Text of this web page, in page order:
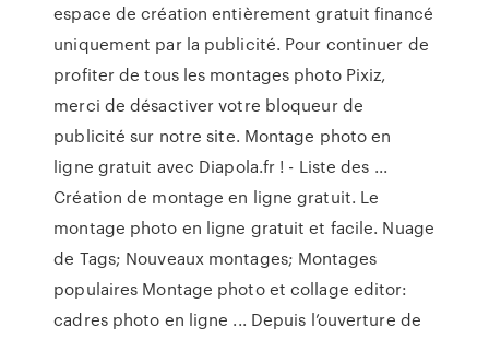
espace de création entièrement gratuit financé
uniquement par la publicité. Pour continuer de
profiter de tous les montages photo Pixiz,
merci de désactiver votre bloqueur de
publicité sur notre site. Montage photo en
ligne gratuit avec Diapola.fr ! - Liste des ...
Création de montage en ligne gratuit. Le
montage photo en ligne gratuit et facile. Nuage
de Tags; Nouveaux montages; Montages
populaires Montage photo et collage editor:
cadres photo en ligne ... Depuis l’ouverture de